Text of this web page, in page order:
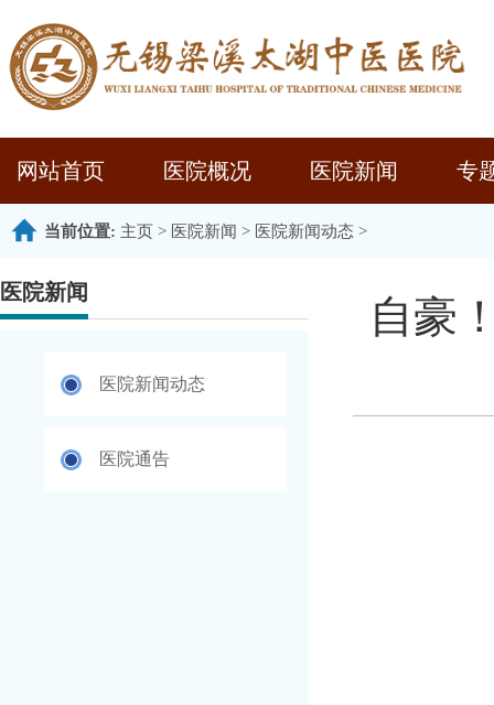
网站首页 医院概况 医院新闻 专
当前位置: 主页 > 医院新闻 > 医院新闻动态 >
医院新闻
医院新闻动态
医院通告
自豪